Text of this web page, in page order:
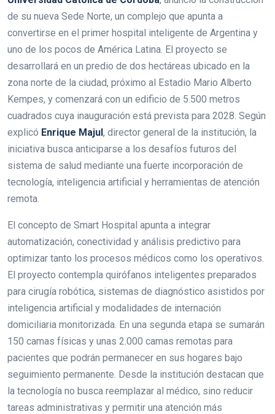
de su nueva Sede Norte, un complejo que apunta a
convertirse en el primer hospital inteligente de Argentina y
uno de los pocos de América Latina. El proyecto se
desarrollará en un predio de dos hectáreas ubicado en la
zona norte de la ciudad, próximo al Estadio Mario Alberto
Kempes, y comenzará con un edificio de 5.500 metros
cuadrados cuya inauguración está prevista para 2028. Según
explicó Enrique Majul, director general de la institución, la
iniciativa busca anticiparse a los desafíos futuros del
sistema de salud mediante una fuerte incorporación de
tecnología, inteligencia artificial y herramientas de atención
remota.
El concepto de Smart Hospital apunta a integrar
automatización, conectividad y análisis predictivo para
optimizar tanto los procesos médicos como los operativos.
El proyecto contempla quirófanos inteligentes preparados
para cirugía robótica, sistemas de diagnóstico asistidos por
inteligencia artificial y modalidades de internación
domiciliaria monitorizada. En una segunda etapa se sumarán
150 camas físicas y unas 2.000 camas remotas para
pacientes que podrán permanecer en sus hogares bajo
seguimiento permanente. Desde la institución destacan que
la tecnología no busca reemplazar al médico, sino reducir
tareas administrativas y permitir una atención más